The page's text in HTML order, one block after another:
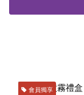
會員獨享